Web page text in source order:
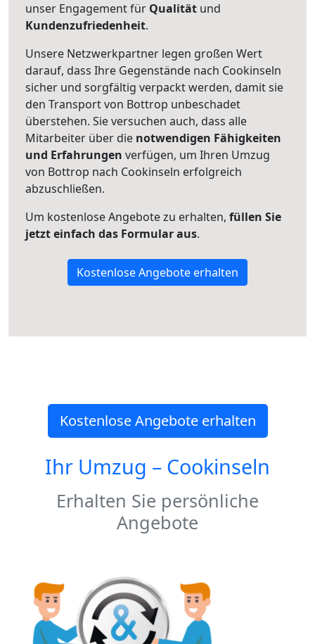
unser Engagement für Qualität und
Kundenzufriedenheit.
Unsere Netzwerkpartner legen großen Wert
darauf, dass Ihre Gegenstände nach Cookinseln
sicher und sorgfältig verpackt werden, damit sie
den Transport von Bottrop unbeschadet
überstehen. Sie versuchen auch, dass alle
Mitarbeiter über die notwendigen Fähigkeiten
und Erfahrungen verfügen, um Ihren Umzug
von Bottrop nach Cookinseln erfolgreich
abzuschließen.
Um kostenlose Angebote zu erhalten, füllen Sie
jetzt einfach das Formular aus.
Kostenlose Angebote erhalten
Kostenlose Angebote erhalten
Ihr Umzug – Cookinseln
Erhalten Sie persönliche
Angebote